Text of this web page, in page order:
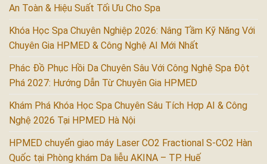
An Toàn & Hiệu Suất Tối Ưu Cho Spa
Khóa Học Spa Chuyên Nghiệp 2026: Nâng Tầm Kỹ Năng Với
Chuyên Gia HPMED & Công Nghệ AI Mới Nhất
Phác Đồ Phục Hồi Da Chuyên Sâu Với Công Nghệ Spa Đột
Phá 2027: Hướng Dẫn Từ Chuyên Gia HPMED
Khám Phá Khóa Học Spa Chuyên Sâu Tích Hợp AI & Công
Nghệ 2026 Tại HPMED Hà Nội
HPMED chuyển giao máy Laser CO2 Fractional S-CO2 Hàn
Quốc tại Phòng khám Da liễu AKINA – TP. Huế